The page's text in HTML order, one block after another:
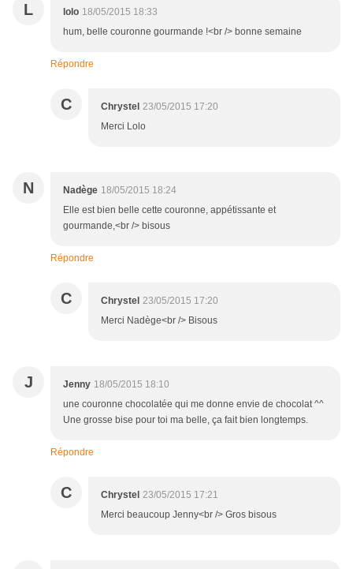
L lolo 18/05/2015 18:33
hum, belle couronne gourmande !<br /> bonne semaine
Répondre
C Chrystel 23/05/2015 17:20
Merci Lolo
N Nadège 18/05/2015 18:24
Elle est bien belle cette couronne, appétissante et
gourmande,<br /> bisous
Répondre
C Chrystel 23/05/2015 17:20
Merci Nadège<br /> Bisous
J Jenny 18/05/2015 18:10
une couronne chocolatée qui me donne envie de chocolat ^^
Une grosse bise pour toi ma belle, ça fait bien longtemps.
Répondre
C Chrystel 23/05/2015 17:21
Merci beaucoup Jenny<br /> Gros bisous